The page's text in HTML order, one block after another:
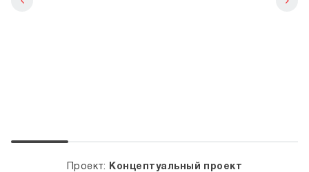
Проект:
Концептуальный проект